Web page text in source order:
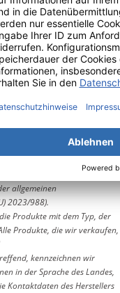
& Handels
5, 53881 Euskirchen
allgemeinen
2023/988).
Produkte mit dem Typ, der
Produkte, die wir verkaufen,
kennzeichnen wir
in der Sprache des Landes,
Kontaktdaten des Herstellers